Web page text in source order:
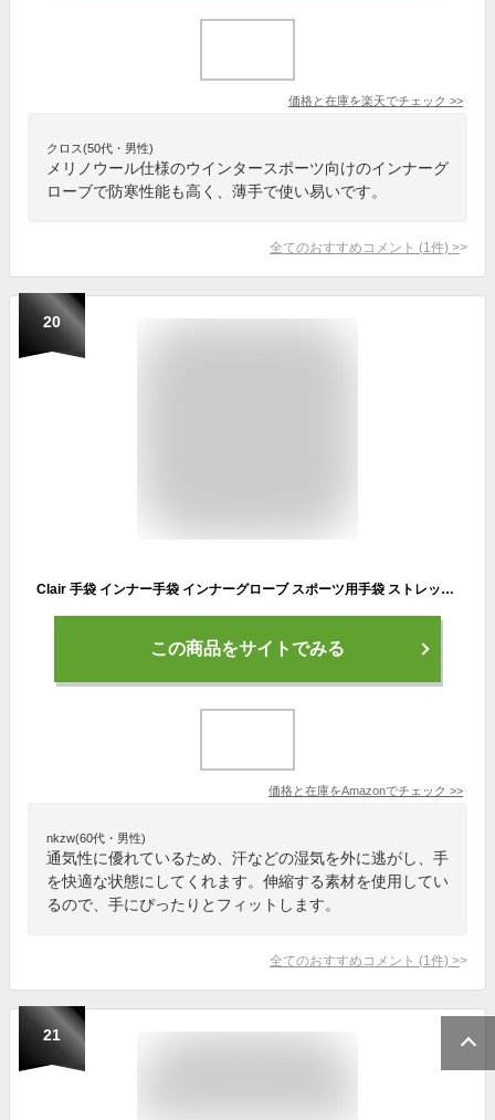
価格と在庫を楽天でチェック >>
クロス(50代・男性)
メリノウール仕様のウインタースポーツ向けのインナーグ
ローブで防寒性能も高く、薄手で使い易いです。
全てのおすすめコメント (1 件) >
20
Clair 手袋 インナー手袋 インナーグローブ スポーツ用手袋 ストレッチ スマホ操作可能 スキー スノボ 自転車 バイク ブラック (L/LL)
この商品をサイトでみる
価格と在庫をAmazonでチェック >>
nkzw(60代・男性)
通気性に優れているため、汗などの湿気を外に逃がし、手
を快適な状態にしてくれます。伸縮する素材を使用してい
るので、手にぴったりとフィットします。
全てのおすすめコメント (1 件) >
21